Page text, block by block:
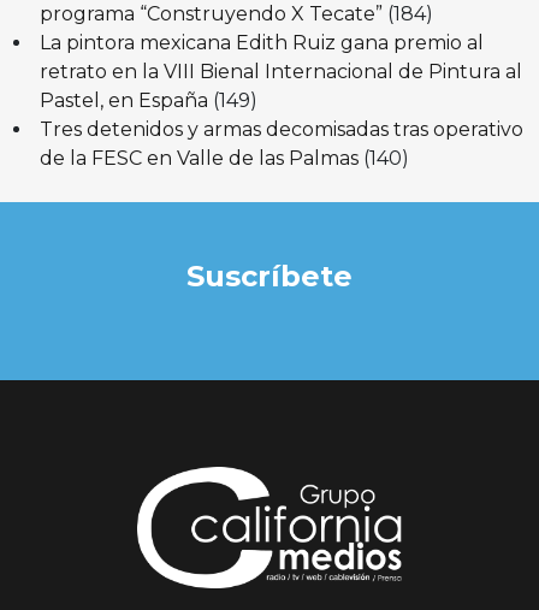
programa “Construyendo X Tecate” (184)
La pintora mexicana Edith Ruiz gana premio al
retrato en la VIII Bienal Internacional de Pintura al
Pastel, en España (149)
Tres detenidos y armas decomisadas tras operativo
de la FESC en Valle de las Palmas (140)
Suscríbete